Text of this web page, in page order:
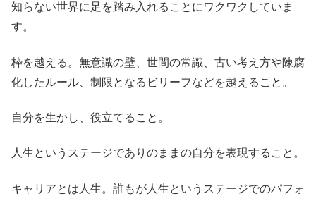
知らない世界に足を踏み入れることにワクワクしていま
す。
枠を越える。無意識の壁、世間の常識、古い考え方や陳腐
化したルール、制限となるビリーフなどを越えること。
自分を生かし、役立てること。
人生というステージでありのままの自分を表現すること。
キャリアとは人生。誰もが人生というステージでのパフォ